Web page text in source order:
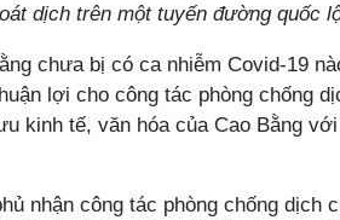
dịch trên một tuyến đường quốc
chưa bị có ca nhiễm Covid-19
lợi cho công tác phòng chống
kinh tế, văn hóa của Cao Bằng
nhận công tác phòng chống dịch